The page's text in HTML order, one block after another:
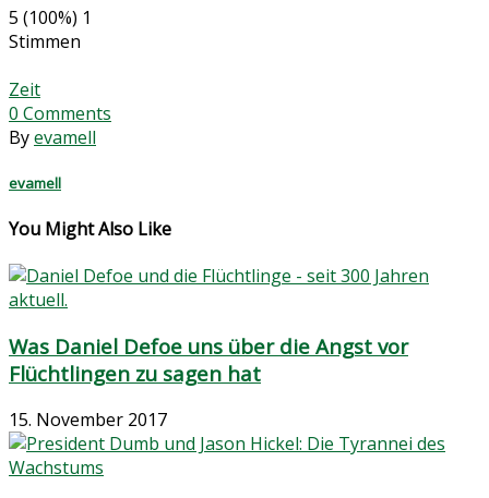
5 (100%) 1
Stimmen
Zeit
0 Comments
Byevamell
evamell
You Might Also Like
Was Daniel Defoe uns über die Angst vor
Flüchtlingen zu sagen hat
15. November 2017